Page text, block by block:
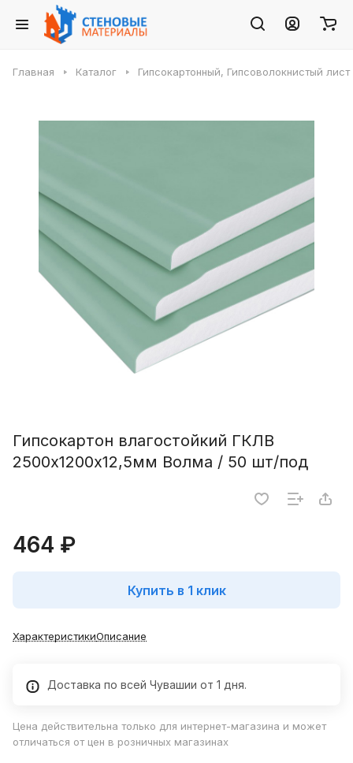
Главная Каталог Гипсокартонный, Гипсоволокнистый лист
Гипсокартон влагостойкий ГКЛВ
2500х1200х12,5мм Волма / 50 шт/под
464 ₽
Купить в 1 клик
ХарактеристикиОписание
Доставка по всей Чувашии от 1 дня.
Цена действительна только для интернет-магазина и может
отличаться от цен в розничных магазинах